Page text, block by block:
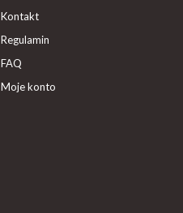
Kontakt
Regulamin
FAQ
Moje konto